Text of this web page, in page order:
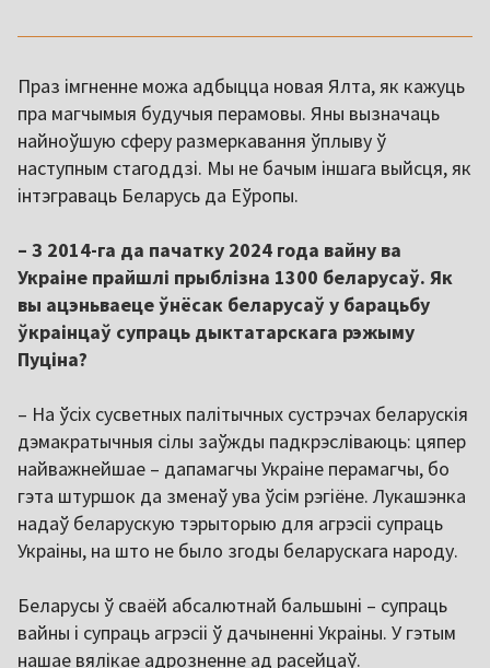
Праз імгненне можа адбыцца новая Ялта, як кажуць
пра магчымыя будучыя перамовы. Яны вызначаць
найноўшую сферу размеркавання ўплыву ў
наступным стагоддзі. Мы не бачым іншага выйсця, як
інтэграваць Беларусь да Еўропы.
– З 2014-га да пачатку 2024 года вайну ва
Украіне прайшлі прыблізна 1300 беларусаў. Як
вы ацэньваеце ўнёсак беларусаў у барацьбу
ўкраінцаў супраць дыктатарскага рэжыму
Пуціна?
– На ўсіх сусветных палітычных сустрэчах беларускія
дэмакратычныя сілы заўжды падкрэсліваюць: цяпер
найважнейшае – дапамагчы Украіне перамагчы, бо
гэта штуршок да зменаў ува ўсім рэгіёне. Лукашэнка
надаў беларускую тэрыторыю для агрэсіі супраць
Украіны, на што не было згоды беларускага народу.
Беларусы ў сваёй абсалютнай бальшыні – супраць
вайны і супраць агрэсіі ў дачыненні Украіны. У гэтым
нашае вялікае адрозненне ад расейцаў.